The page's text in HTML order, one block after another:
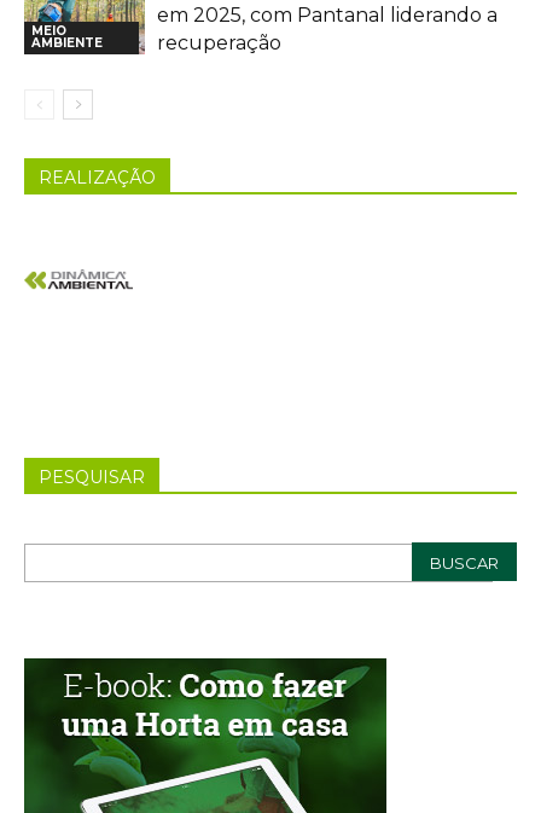
MEIO
AMBIENTE
em 2025, com Pantanal liderando a
recuperação
REALIZAÇÃO
PESQUISAR